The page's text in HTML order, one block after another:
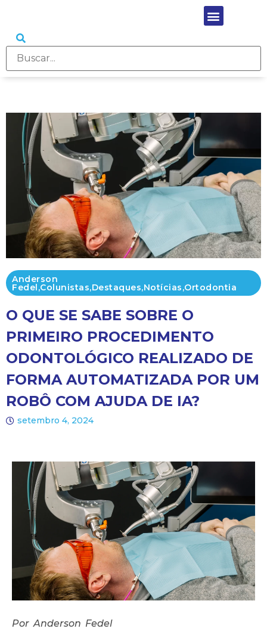
Anderson
Fedel,Colunistas,Destaques,Notícias,Ortodontia
O QUE SE SABE SOBRE O
PRIMEIRO PROCEDIMENTO
ODONTOLÓGICO REALIZADO DE
FORMA AUTOMATIZADA POR UM
ROBÔ COM AJUDA DE IA?
setembro 4, 2024
Por Anderson Fedel